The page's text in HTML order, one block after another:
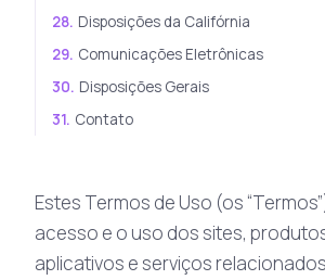
28. Disposições da Califórnia
29. Comunicações Eletrônicas
30. Disposições Gerais
31. Contato
Estes Termos de Uso (os
acesso e o uso dos sites,
aplicativos e serviços